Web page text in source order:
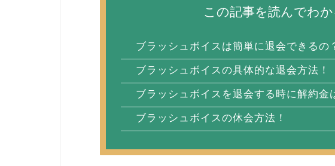
この記事を読んでわか
ブラッシュボイスは簡単に退会できるの
ブラッシュボイスの具体的な退会方法！
ブラッシュボイスを退会する時に解約金
ブラッシュボイスの休会方法！